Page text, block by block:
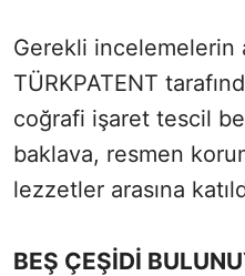
Gerekli incelemelerin
TÜRKPATENT
coğrafi işaret tescil
baklava, resmen
lezzetler arasına
BEŞ ÇEŞİDİ